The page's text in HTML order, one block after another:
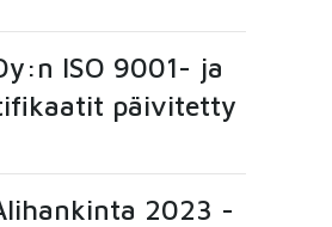
ISO 9001- ja
päivitetty
2023 -